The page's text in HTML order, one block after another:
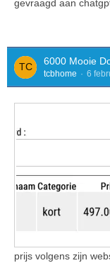
"/EHsc",
"${file}"
],
},
}
gevraagd aan
6000 Mooie
tcbhome 6
prijs volgens zijn